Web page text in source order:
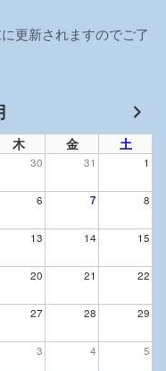
更新されますのでご了
木 金 土
30 31 1
6 7 8
13 14 15
20 21 22
27 28 29
3 4 5